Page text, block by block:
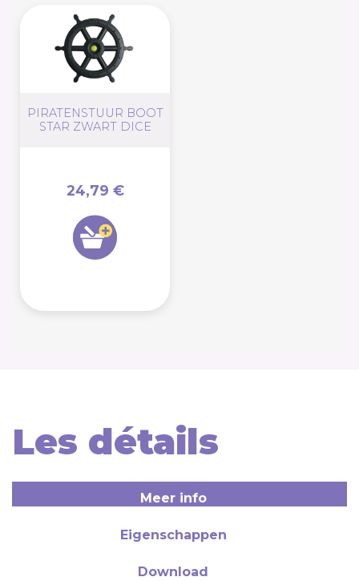
PIRATENSTUUR BOOT
STAR ZWART DICE
24,79 €
Les détails
Meer info
Eigenschappen
Download